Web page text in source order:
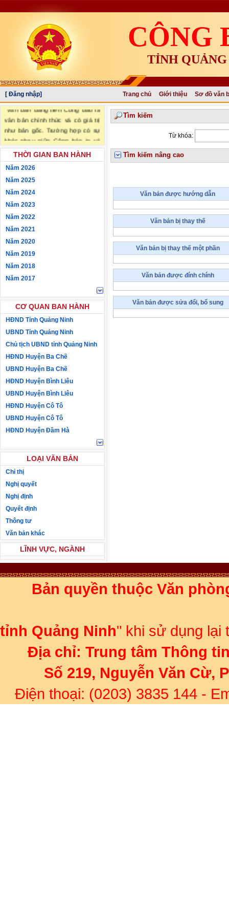
CÔNG
TỈNH
[ Đăng nhập] Trang chủ Giới thiệu Sơ đồ văn
"Văn bản đăng trên Công báo là
văn bản chính thức và có giá trị
như bản gốc. Trường hợp có sự
khác nhau giữa Công báo in và
Công báo điện tử thì sử dụng
Công báo in làm căn cứ chính
thức." (trích Nghị định số
34/2016/NĐ-CP ngày 14/05/2016
của Chính phủ)
THỜI GIAN BAN HÀNH
Năm 2026
Năm 2025
Năm 2024
Năm 2023
Năm 2022
Năm 2021
Năm 2020
Năm 2019
Năm 2018
Năm 2017
CƠ QUAN BAN HÀNH
HĐND Tỉnh Quảng Ninh
UBND Tỉnh Quảng Ninh
Chủ tịch UBND tỉnh Quảng Ninh
HĐND Huyện Ba Chẽ
UBND Huyện Ba Chẽ
HĐND Huyện Bình Liêu
UBND Huyện Bình Liêu
HĐND Huyện Cô Tô
UBND Huyện Cô Tô
HĐND Huyện Đầm Hà
LOẠI VĂN BẢN
Chỉ thị
Nghị quyết
Nghị định
Quyết định
Thông tư
Văn bản khác
LĨNH VỰC, NGÀNH
Tìm kiếm
Từ khóa:
Tìm kiếm nâng cao
Văn bản được hướng dẫn
Văn bản bị thay thế
Văn bản bị thay thế một phần
Văn bản được đính chính
Văn bản được sửa đổi, bổ sung
Bản quyền thuộc Văn
tỉnh Quảng Ninh" khi sử dụng lại
Địa chỉ: Trung tâm Thông
Số 219, Nguyễn Văn Cừ,
Điện thoại: (0203) 3835 144 -